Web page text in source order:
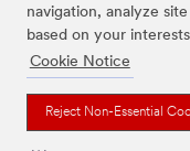
navigation, analyze
based on your
Cookie Notice
Reject Non-Essential